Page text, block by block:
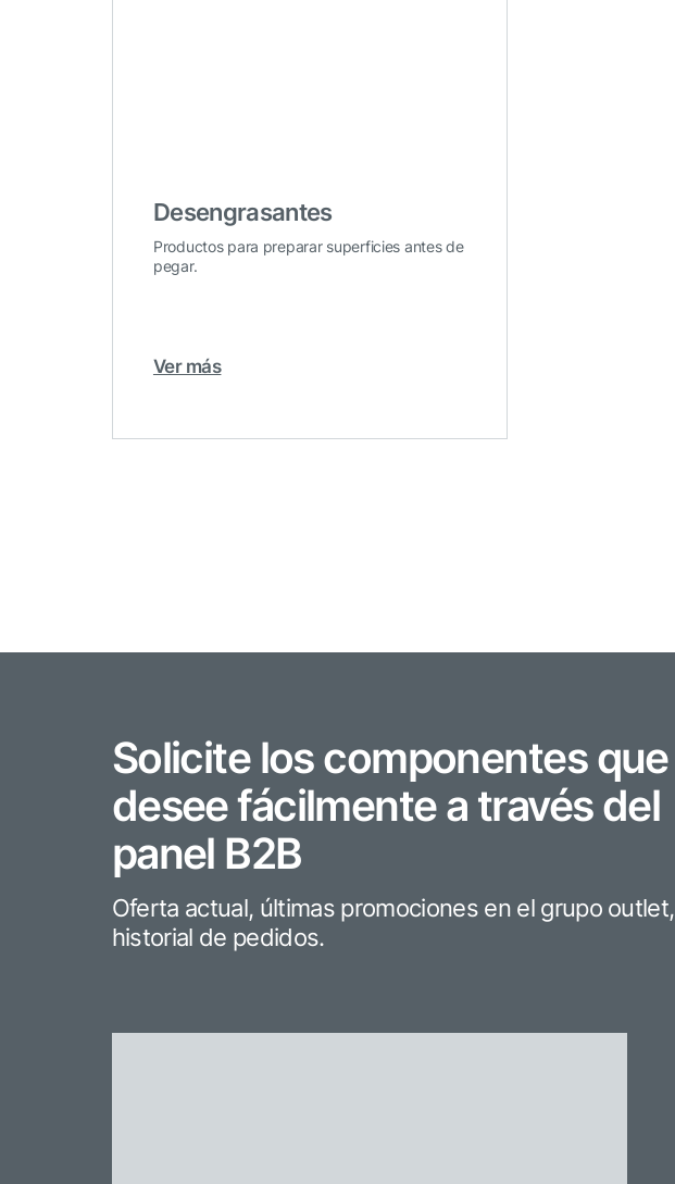
Desengrasantes
Productos para preparar superficies antes de
pegar.
Ver más
Solicite los componentes que
desee fácilmente a través del
panel B2B
Oferta actual, últimas promociones en el grupo outlet,
historial de pedidos.